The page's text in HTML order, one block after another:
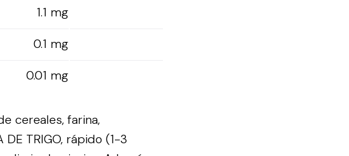
1.1 mg
0.1 mg
0.01 mg
cereales, farina,
TRIGO, rápido (1-3